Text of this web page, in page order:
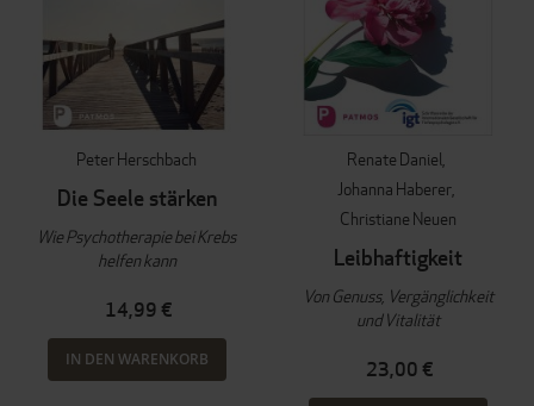
Peter Herschbach
Die Seele stärken
Wie Psychotherapie bei Krebs
helfen kann
14,99 €
IN DEN WARENKORB
Renate Daniel
Johanna Haberer
Christiane Neuen
Leibhaftigkeit
Von Genuss, Vergänglichkeit
und Vitalität
23,00 €